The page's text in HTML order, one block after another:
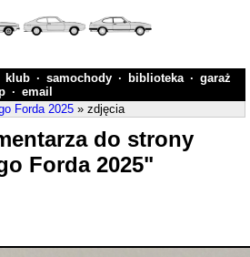
klub · samochody · biblioteka · garaż
· email
Forda 2025 » zdjęcia
do strony
Forda 2025"